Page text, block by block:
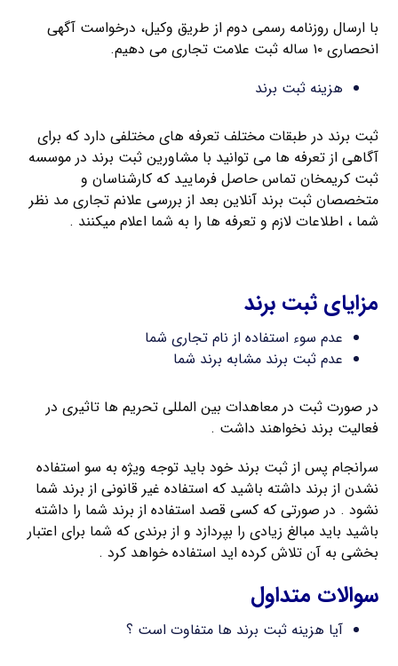
با ارسال روزنامه رسمی دوم از طریق وکیل، درخواست آگهی
انحصاری ۱۰ ساله ثبت علامت تجاری می دهیم.
هزینه ثبت برند
ثبت برند در طبقات مختلف تعرفه های مختلفی دارد که برای
آگاهی از تعرفه ها می توانید با مشاورین ثبت برند در موسسه
ثبت کریمخان تماس حاصل فرمایید که کارشناسان و
متخصصان ثبت برند آنلاین بعد از بررسی علانم تجاری مد نظر
شما ، اطلاعات لازم و تعرفه ها را به شما اعلام میکنند .
مزایای ثبت برند
عدم سوء استفاده از نام تجاری شما
عدم ثبت برند مشابه برند شما
در صورت ثبت در معاهدات بین المللی تحریم ها تاثیری در
فعالیت برند نخواهند داشت .
سرانجام پس از ثبت برند خود باید توجه ویژه به سو استفاده
نشدن از برند داشته باشید که استفاده غیر قانونی از برند شما
نشود . در صورتی که کسی قصد استفاده از برند شما را داشته
باشید باید مبالغ زیادی را بپردازد و از برندی که شما برای اعتبار
بخشی به آن تلاش کرده اید استفاده خواهد کرد .
سوالات متداول
آیا هزینه ثبت برند ها متفاوت است ؟